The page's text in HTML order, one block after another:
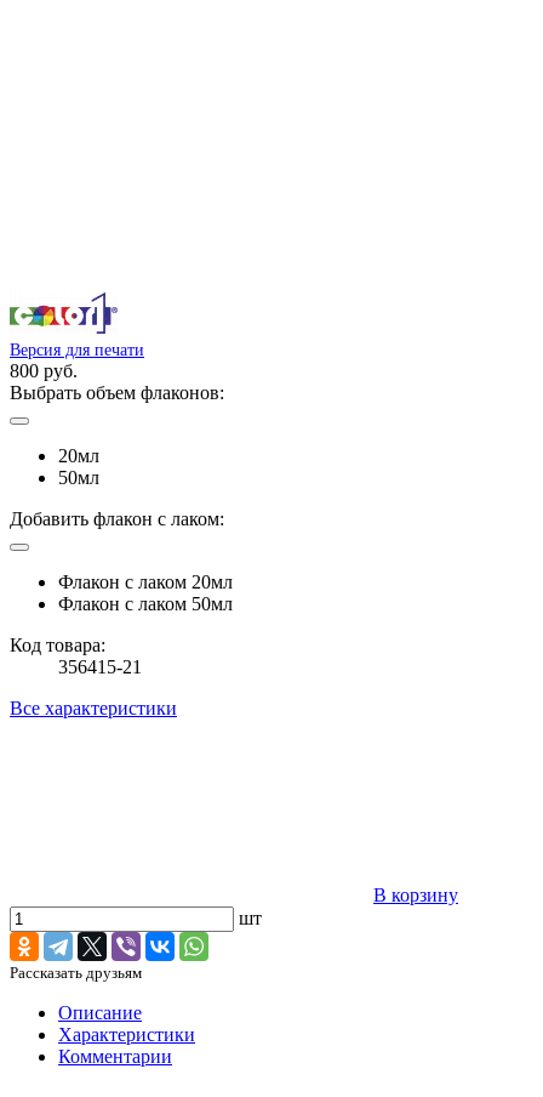
Версия для печати
800 руб.
Выбрать объем флаконов:
20мл
50мл
Добавить флакон с лаком:
Флакон с лаком 20мл
Флакон с лаком 50мл
Код товара:
356415-21
Все характеристики
В корзину
шт
Рассказать друзьям
Описание
Характеристики
Комментарии